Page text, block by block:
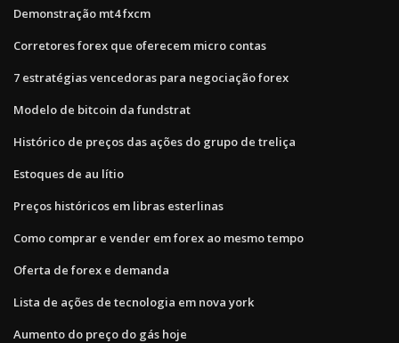
Demonstração mt4 fxcm
Corretores forex que oferecem micro contas
7 estratégias vencedoras para negociação forex
Modelo de bitcoin da fundstrat
Histórico de preços das ações do grupo de treliça
Estoques de au lítio
Preços históricos em libras esterlinas
Como comprar e vender em forex ao mesmo tempo
Oferta de forex e demanda
Lista de ações de tecnologia em nova york
Aumento do preço do gás hoje